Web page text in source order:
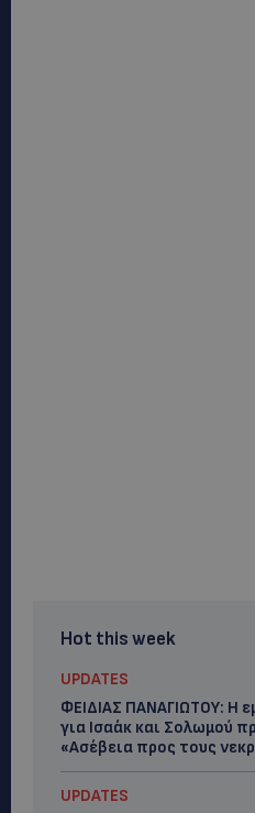
Hot this week
UPDATES
ΦΕΙΔΙΑΣ ΠΑΝΑΓΙΩΤΟΥ: Η
για Ισαάκ και Σολωμού
«Ασέβεια προς τους
UPDATES